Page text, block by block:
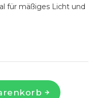
für mäßiges Licht und